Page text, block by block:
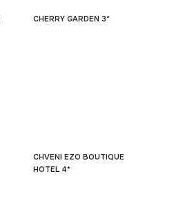
CHERRY GARDEN 3*
CHVENI EZO BOUTIQUE
HOTEL 4*